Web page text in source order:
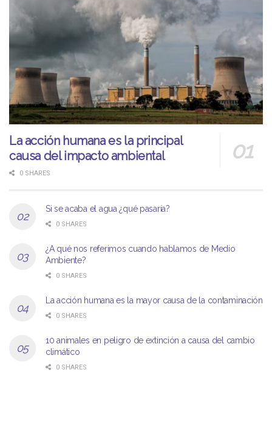
La acción humana es la principal
causa del impacto ambiental
0 SHARES
Si se acaba el agua ¿qué pasaría?
0 SHARES
¿A qué nos referimos cuando hablamos de Medio
Ambiente?
0 SHARES
La acción humana es la mayor causa de la contaminación
0 SHARES
10 animales en peligro de extinción a causa del cambio
climático
0 SHARES